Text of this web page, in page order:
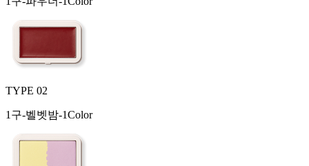
TYPE 02
1구-벨벳밤-1Color